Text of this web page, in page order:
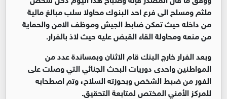
ملثم ومسلح الى فرع احد البنوك محاولا سلب مبالغ مالية
من داخله حيث تمكن ضابط الجيش وموظف الامن والحماية
من منعه ومحاولة القاء القبض عليه حيث لاذ بالفرار.
وبعد الفرار خارج البنك قام الاثنان وبمساندة عدد من
المواطنين واحدى دوريات البحث الجنائي التي وصلت على
الفور من ضبط الشخص وبحوزته السلاح، وتم اصطحابه
للمركز الأمني المختص لمتابعة التحقيق.